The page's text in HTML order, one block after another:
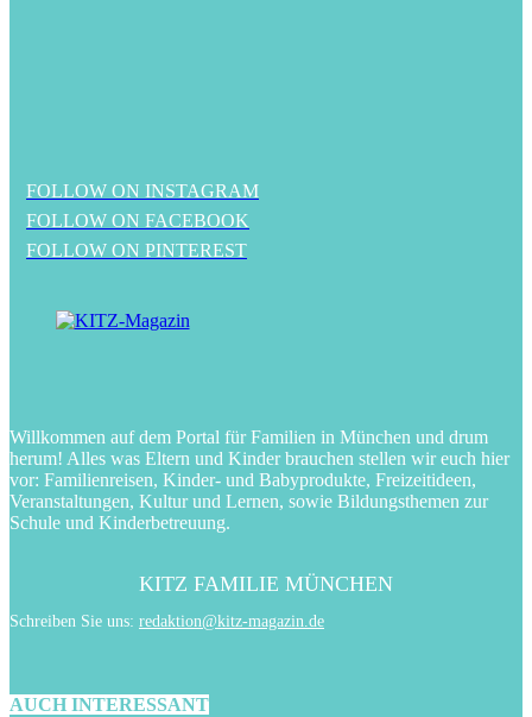
FOLLOW ON INSTAGRAM
FOLLOW ON FACEBOOK
FOLLOW ON PINTEREST
Willkommen auf dem Portal für Familien in München und drum
herum! Alles was Eltern und Kinder brauchen stellen wir euch hier
vor: Familienreisen, Kinder- und Babyprodukte, Freizeitideen,
Veranstaltungen, Kultur und Lernen, sowie Bildungsthemen zur
Schule und Kinderbetreuung.
KITZ FAMILIE MÜNCHEN
Schreiben Sie uns: redaktion@kitz-magazin.de
AUCH INTERESSANT